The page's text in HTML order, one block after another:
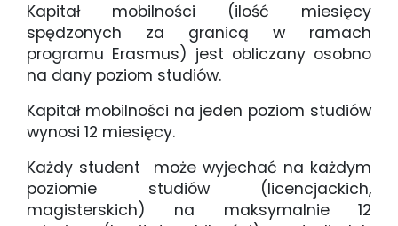
Kapitał mobilności (ilość miesięcy
spędzonych za granicą w ramach
programu Erasmus) jest obliczany osobno
na dany poziom studiów.
Kapitał mobilności na jeden poziom studiów
wynosi 12 miesięcy.
Każdy student może wyjechać na każdym
poziomie studiów (licencjackich,
magisterskich) na maksymalnie 12